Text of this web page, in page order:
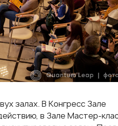
залах. В Конгресс Зале
в Зале Мастер-